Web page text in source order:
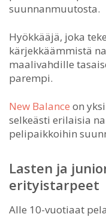
suunnanmuutosta.
Hyökkääjä, joka
kärjekkäämmistä
maalivahdille
parempi.
New Balance on
selkeästi erilaisia
pelipaikkoihin
Lasten ja
erityistarpeet
Alle 10-vuotiaat